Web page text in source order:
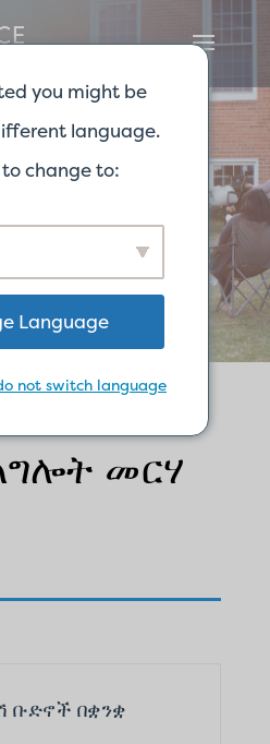
መርሃ
ቡድኖች በቋንቋ
you might be
language.
change to:
Language
not switch language